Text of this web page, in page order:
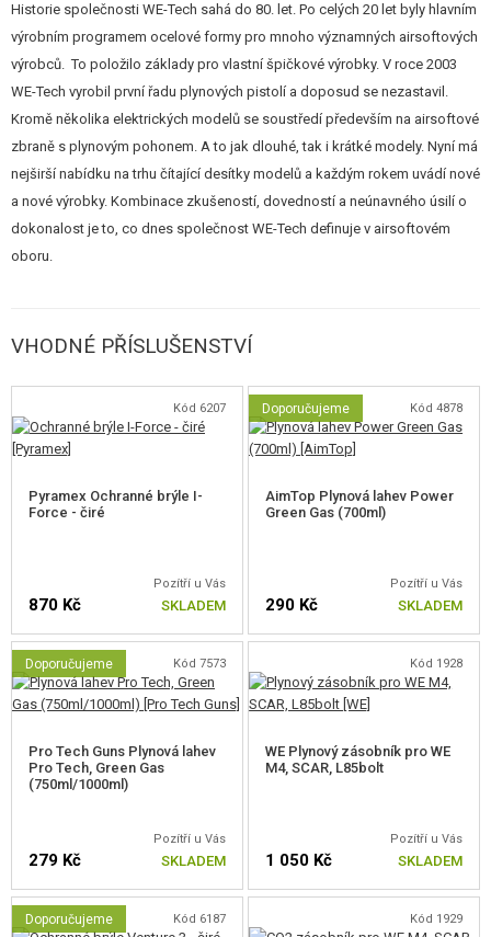
autenticitu a výkon. Tato zbraň byla navržena v měřítku 1:1 podle své reálné
předlohy, což zaručuje dokonalou věrnost v designu, hmotnosti a
ergonomii.
Konstrukce a materiály
celokovové
, což zajišťuje nejen realistický vzhled, ale také
vysokou odolnost při náročném používání. Pažbička a výsuvná pažba jsou
vyrobeny z vysoce kvalitního polymeru, který je lehký a zároveň odolný.
Tato kombinace materiálů přináší optimální vyvážení zbraně pro
pohodlnou manipulaci v terénu.
spolehlivost a dlouhou životnost. Nabízí
přizpůsobení herním situacím. Zásobník pojme30 ran
, což odpovídá
kapacitě reálné pušky, a zbraň tak poskytuje skvělý zážitek z taktické hry.
Důraz na detaily, jako je realistický zvuk závěru, pohyblivé části a přirozený
pro airsoftové hry, ale i pro tréninkové simulace a sběratele.
Klíčové vlastnosti
Měřítko 1:1 ke skutečné zbrani.
Celokovové tělo s plastovými prvky (pažba a pažbička).
Kovové vnitřní díly pro dlouhou životnost.
Realistický zásobník na 30 ran.
Tato plynová zbraň M4 CQBR kombinuje realistický vzhled, výjimečnou
chtějí zažít pocit, jako by drželi skutečnou zbraň.
Pokud hledáte tu nejvyšší realističnost, co airsoft může nabídnout, pak
zvolte plynovku s blowbackem. Firma WE se řadí mezi špičku v oboru.
Historie společnosti WE-Tech sahá do 80. let. Po celých 20 let byly hlavním
výrobním programem ocelové formy pro mnoho významných airsoftových
výrobců. To položilo základy pro vlastní špičkové výrobky. V roce 2003
WE-Tech vyrobil první řadu plynových pistolí a doposud se nezastavil.
Kromě několika elektrických modelů se soustředí především na airsoftové
zbraně s plynovým pohonem. A to jak dlouhé, tak i krátké modely. Nyní má
nejširší nabídku na trhu čítající desítky modelů a každým rokem uvádí nové
a nové výrobky. Kombinace zkušeností, dovedností a neúnavného úsilí o
dokonalost je to, co dnes společnost WE-Tech definuje v airsoftovém
oboru.
VHODNÉ PŘÍSLUŠENSTVÍ
Kód 6207
Pyramex Ochranné brýle I-
Force - čiré
Pozítří u Vás
870 Kč SKLADEM
Doporučujeme Kód 4878
AimTop Plynová lahev Power
Green Gas (700ml)
Pozítří u Vás
290 Kč SKLADEM
Doporučujeme Kód 7573
Pro Tech Guns Plynová lahev
Pro Tech, Green Gas
(750ml/1000ml)
Pozítří u Vás
279 Kč SKLADEM
Kód 1928
WE Plynový zásobník pro WE
M4, SCAR, L85bolt
Pozítří u Vás
1 050 Kč SKLADEM
Doporučujeme Kód 6187 Kód 1929